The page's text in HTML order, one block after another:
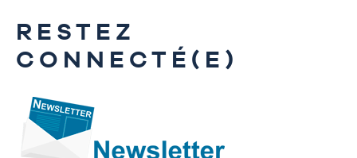
RESTEZ
CONNECTÉ(E)